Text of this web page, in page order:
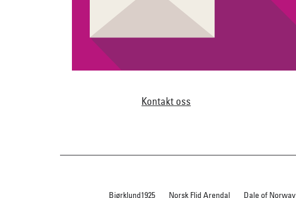
Kontakt oss
Bjørklund1925 Norsk Flid Arendal Dale of Norway